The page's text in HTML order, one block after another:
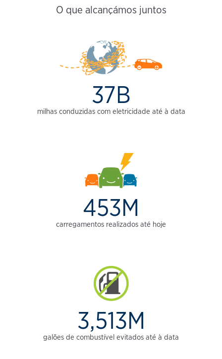
O que alcançámos juntos
37B
milhas conduzidas com eletricidade até à data
453M
carregamentos realizados até hoje
3,513M
galões de combustível evitados até à data